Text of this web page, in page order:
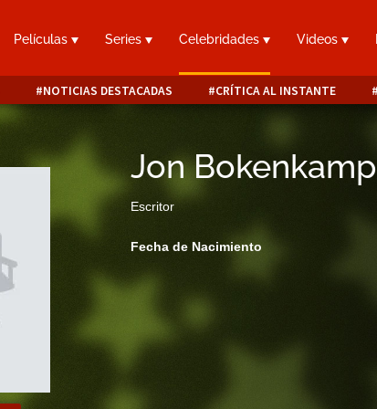
Películas Series Celebridades Videos
NOTICIAS DESTACADAS CRÍTICA AL INSTANTE
Jon Bokenkamp
Escritor
Fecha de Nacimiento